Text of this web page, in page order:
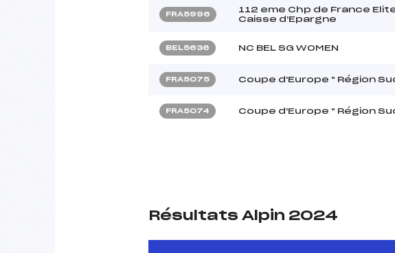
FRA5996
112 eme Chp de France
Caisse d'Epargne
BEL5636 NC BEL SG WOMEN
FRA5075 Coupe d'Europe " Région
FRA5074 Coupe d'Europe " Région
Résultats Alpin 2024